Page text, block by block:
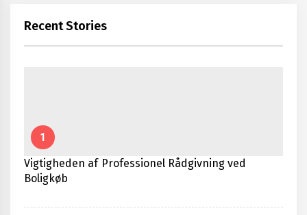
Recent Stories
1
Vigtigheden af Professionel Rådgivning ved
Boligkøb